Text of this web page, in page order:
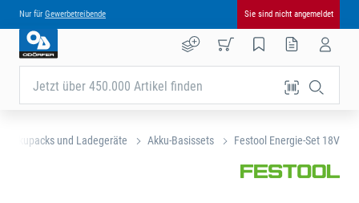
Nur für Gewerbetreibende Sie sind nicht angemeldet
Jetzt über 450.000 Artikel finden
Akkupacks und Ladegeräte Akku-Basissets Festool Energie-Set 18V